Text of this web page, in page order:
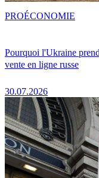
Pourquoi l'Ukraine
vente en ligne russe
30.07.2026
PROÉCONOMIE